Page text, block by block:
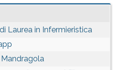
Laurea in Infermieristica